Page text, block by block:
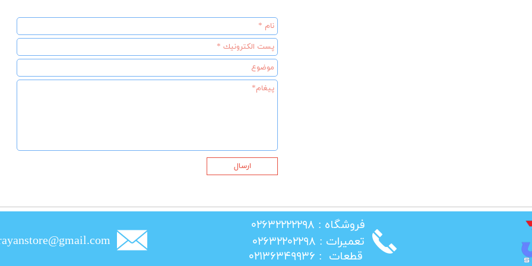
ارسال
​فروشگاه : ۰۲۶۳۲۲۲۲۲۹۸
​تعمیرات : ۰۲۶۳۲۲۰۲۲۹۸
​قطعات : ۰۲۱۳۶۳۴۹۹۳۶